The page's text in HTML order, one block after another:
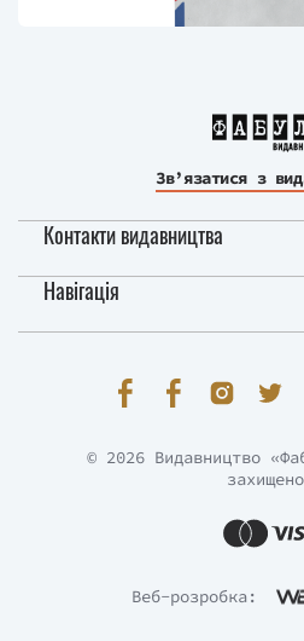
Зв’язатися з
Контакти видавництва
Навігація
Веб-розробка:
© 2026 Видавництво